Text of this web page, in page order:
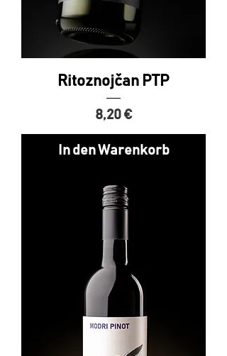
Ritoznojčan PTP
Preis
8,20 €
In den Warenkorb